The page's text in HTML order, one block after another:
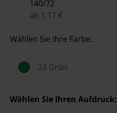
140/72
ab 1,17 €
Wählen Sie Ihre Farbe:
33 Grün
Wählen Sie Ihren Aufdruck: